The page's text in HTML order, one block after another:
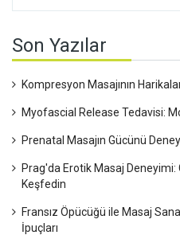
Son Yazılar
Kompresyon Masajının
Myofascial Release Tedavisi:
Prenatal Masajın Gücünü
Prag'da Erotik Masaj Deneyimi:
Keşfedin
Fransız Öpücüğü ile Masaj
İpuçları